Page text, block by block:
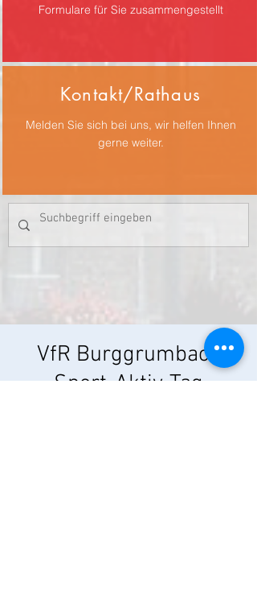
Formulare für Sie zusammengestellt
Kontakt/Rathaus
Melden Sie sich bei uns, wir helfen Ihnen
gerne weiter.
VfR Burggrumbach
Sport-Aktiv-Tag